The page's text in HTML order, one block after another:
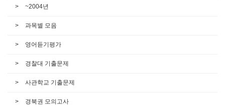
~2004년
과목별 모음
영어듣기평가
경찰대 기출문제
사관학교 기출문제
경북권 모의고사